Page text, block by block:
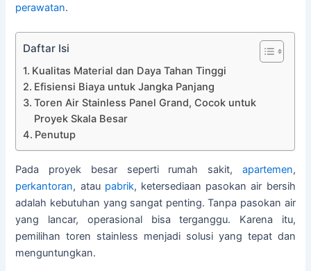
perawatan.
Daftar Isi
Kualitas Material dan Daya Tahan Tinggi
Efisiensi Biaya untuk Jangka Panjang
Toren Air Stainless Panel Grand, Cocok untuk
Proyek Skala Besar
Penutup
Pada proyek besar seperti rumah sakit, apartemen,
perkantoran, atau pabrik, ketersediaan pasokan air bersih
adalah kebutuhan yang sangat penting. Tanpa pasokan air
yang lancar, operasional bisa terganggu. Karena itu,
pemilihan toren stainless menjadi solusi yang tepat dan
menguntungkan.